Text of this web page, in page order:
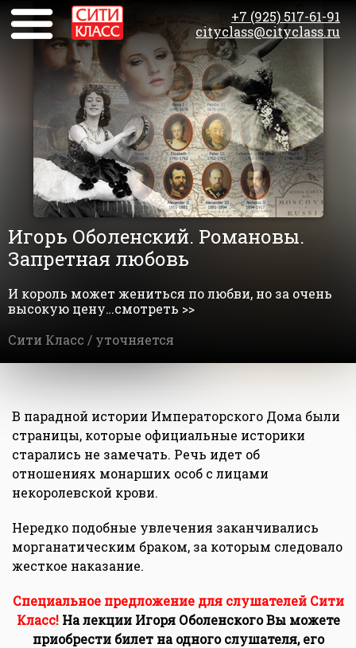
+7 (925) 517-61-91
cityclass@cityclass.ru
Игорь Оболенский. Романовы.
Запретная любовь
И король может жениться по любви, но за очень
высокую цену…смотреть >>
Сити Класс / уточняется
В парадной истории Императорского Дома были
страницы, которые официальные историки
старались не замечать. Речь идет об
отношениях монарших особ с лицами
некоролевской крови.
Нередко подобные увлечения заканчивались
морганатическим браком, за которым следовало
жесткое наказание.
Специальное предложение для слушателей Сити
Класс!На лекции Игоря Оболенского Вы можете
приобрести билет на одного слушателя, его